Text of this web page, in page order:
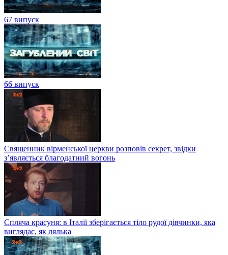
67 випуск
66 випуск
Священник вірменської церкви розповів секрет, звідки
з’являється благодатний вогонь
Спляча красуня: в Італії зберігається тіло рудої дівчинки, яка
виглядає, як лялька